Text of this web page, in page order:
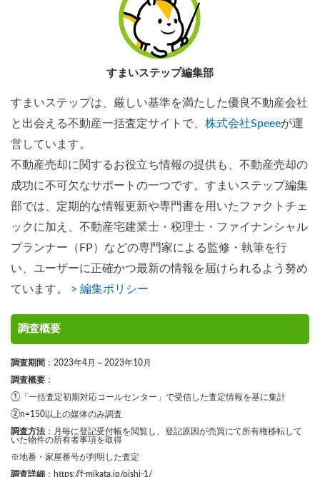
すまいステップ編集部
すまいステップは、厳しい基準を満たした優良不動産会社
と出会える不動産一括査定サイトで、 株式会社Speeeが運
営しています。
不動産売却に関するお役立ち情報の提供も、不動産売却の
成功に不可欠なサポートの一つです。すまいステップ編集
部では、定期的な情報更新や専門書を用いたファクトチェ
ックに加え、不動産宅建業士・税理士・ファイナンシャル
プランナー（FP）などの専門家による監修・執筆を行
い、ユーザーに正確かつ最新の情報を届けられるよう努め
ています。 > 編集ポリシー
調査概要
調査期間 ：2023年4月～2023年10月
調査概要 ：
①「一括査定初期対応コールセンター」で受信した査定情報を基に集計
②n=150以上の媒体のみ調査
調査方法 ：月毎に登記受付帳を閲覧し、登記原因が売買にて所有権移転して
いた物件の所有者事項を取得
※地番・家屋番号が判明した査定
調査詳細 ： https://f-mikata.jp/oishi-1/